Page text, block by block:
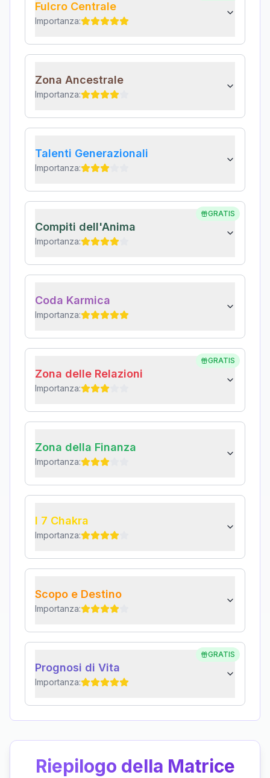
Fulcro Centrale
Importanza:
Zona Ancestrale
Importanza:
Talenti Generazionali
Importanza:
GRATIS
Compiti dell'Anima
Importanza:
Coda Karmica
Importanza:
GRATIS
Zona delle Relazioni
Importanza:
Zona della Finanza
Importanza:
I 7 Chakra
Importanza:
Scopo e Destino
Importanza:
GRATIS
Prognosi di Vita
Importanza:
Riepilogo della Matrice